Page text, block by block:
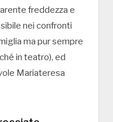
freddezza e
nei confronti
ma pur sempre
in teatro), ed
Mariateresa